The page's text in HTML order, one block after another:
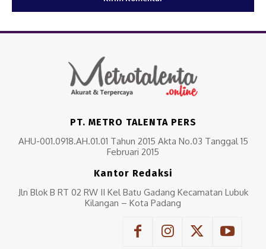
PT. METRO TALENTA PERS
AHU-001.0918.AH.01.01 Tahun 2015 Akta No.03 Tanggal 15
Februari 2015
Kantor Redaksi
Jln Blok B RT 02 RW II Kel Batu Gadang Kecamatan Lubuk
Kilangan – Kota Padang